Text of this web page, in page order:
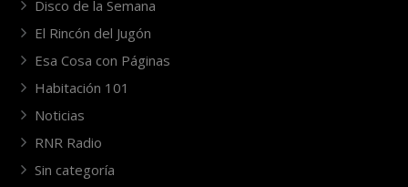
Disco de la Semana
El Rincón del Jugón
Esa Cosa con Páginas
Habitación 101
Noticias
RNR Radio
Sin categoría